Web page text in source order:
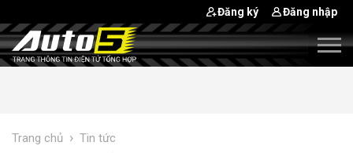
Đăng ký Đăng nhập
Trang chủ › Tin tức